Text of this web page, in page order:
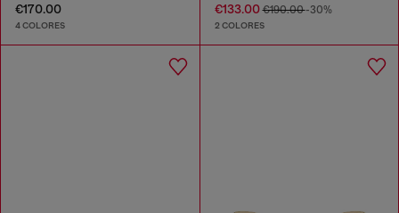
€170.00
4 COLORES
€133.00€190.00-30%
2 COLORES